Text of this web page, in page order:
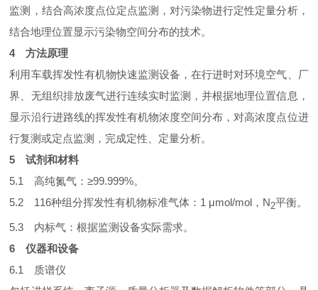
监测，结合高浓度点位定点监测，对污染物进行定性定量分析，
结合地理位置显示污染物空间分布的技术。
4 方法原理
利用车载挥发性有机物快速监测设备，在行进时对环境空气、厂
界、无组织排放废气进行连续实时监测，并根据地理位置信息，
显示沿行进路线的挥发性有机物浓度空间分布，对高浓度点位进
行复测或定点监测，完成定性、定量分析。
5 试剂和材料
5.1 高纯氮气：≥99.999%。
5.2 116种组分挥发性有机物标准气体：1 μmol/mol，N2平衡。
5.3 内标气：根据监测设备实际需求。
6 仪器和设备
6.1 质谱仪